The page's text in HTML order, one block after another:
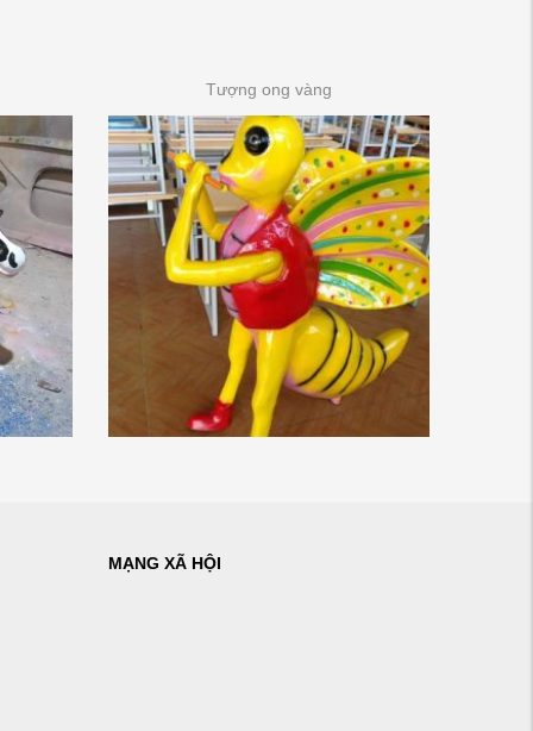
Tượng ong vàng
MẠNG XÃ HỘI